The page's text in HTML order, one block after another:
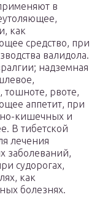
в
как
средство, при
валидола.
надземная
тошноте, рвоте,
аппетит, при
кишечных и
В тибетской
лечения
заболеваний,
судорогах,
как
болезнях.